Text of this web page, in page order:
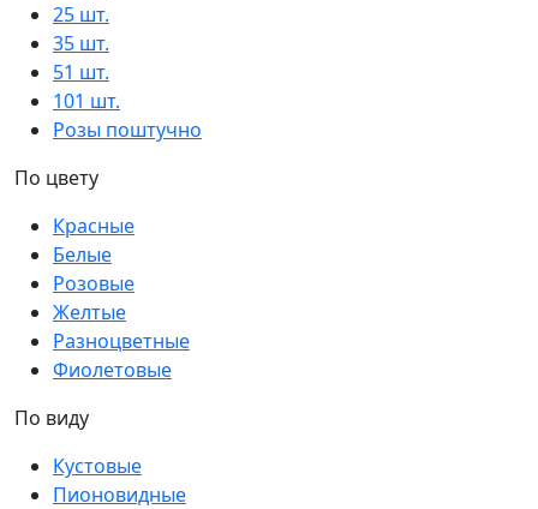
25 шт.
35 шт.
51 шт.
101 шт.
Розы поштучно
По цвету
Красные
Белые
Розовые
Желтые
Разноцветные
Фиолетовые
По виду
Кустовые
Пионовидные